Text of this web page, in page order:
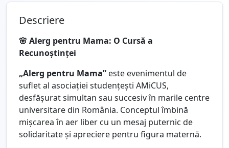
Descriere
🌸 Alerg pentru Mama: O Cursă a
Recunoștinței
„Alerg pentru Mama” este evenimentul de
suflet al asociației studențești AMiCUS,
desfășurat simultan sau succesiv în marile centre
universitare din România. Conceptul îmbină
mișcarea în aer liber cu un mesaj puternic de
solidaritate și apreciere pentru figura maternă.